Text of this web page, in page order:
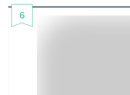
6